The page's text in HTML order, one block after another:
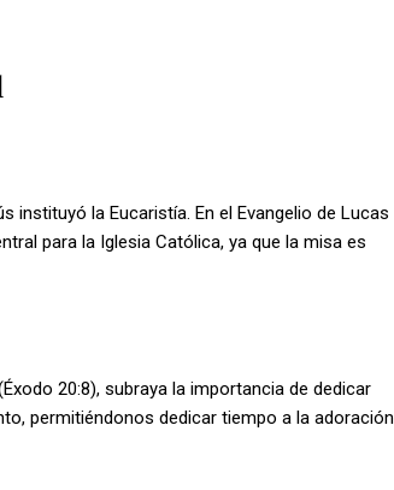
instituyó la Eucaristía. En el Evangelio de Lucas
para la Iglesia Católica, ya que la misa es
20:8), subraya la importancia de dedicar
permitiéndonos dedicar tiempo a la adoración